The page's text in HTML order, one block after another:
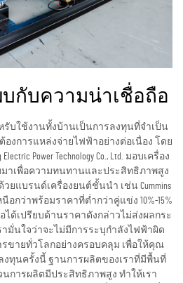
กับความน่าเชื่อถือ
รับใช้งานทั้งบ้านเป็นการลงทุนที่จำเป็น
องการแหล่งจ่ายไฟฟ้าอย่างต่อเนื่อง โดย
Power Technology Co., Ltd. มอบเครื่อง
าเพื่อความทนทานและประสิทธิภาพสูง
แบรนด์เครื่องยนต์ชั้นนำ เช่น Cummins
อกว่าพร้อมราคาที่ต่ำกว่าคู่แข่ง 10%-15%
ด้เปรียบด้านราคาดังกล่าวไม่ส่งผลกระ
มั่นใจว่าจะไม่มีการระบุกำลังไฟฟ้าผิด
ขายทั่วโลกอย่างครอบคลุม เพื่อให้คุณ
งทุนครั้งนี้ ฐานการผลิตของเราที่มีพื้นที่
นการผลิตมีประสิทธิภาพสูง ทำให้เรา